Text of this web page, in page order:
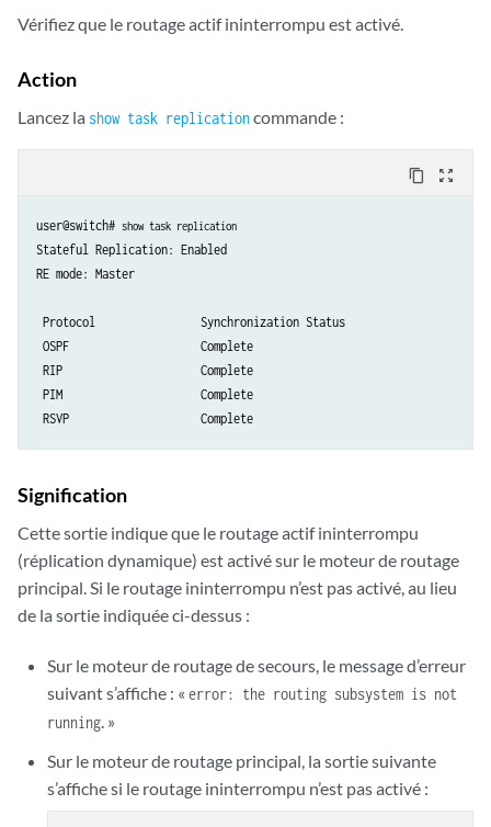
Vérifiez que le routage actif ininterrompu est activé.
Action
Lancez la show task replicationcommande :
content_copy zoom_out_map
user@switch# show task replication
Stateful Replication: Enabled
RE mode: Master
Protocol                Synchronization Status
OSPF                    Complete
RIP                     Complete
PIM                     Complete
RSVP                    Complete
Signification
Cette sortie indique que le routage actif ininterrompu
(réplication dynamique) est activé sur le moteur de routage
principal. Si le routage ininterrompu n’est pas activé, au lieu
de la sortie indiquée ci-dessus :
Sur le moteur de routage de secours, le message d’erreur
suivant s’affiche : «error: the routing subsystem is not
running. »
Sur le moteur de routage principal, la sortie suivante
s’affiche si le routage ininterrompu n’est pas activé :